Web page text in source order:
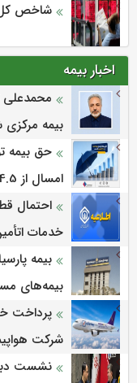
شاخص کل ۲۰ هزار واحد افت
اخبار بیمه
محمدعلی
بیمه مركزی
حق بیمه
امسال از 14.5 همت گذشت
احتمال
خدمات
بیمه
بیمه‌های
شرکت
نشست